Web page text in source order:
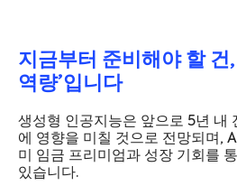
지금부터 준비해야 할 건
역량’입니다
생성형 인공지능은 앞으로 5년 내
에 영향을 미칠 것으로 전망되며,
미 임금 프리미엄과 성장 기회를
있습니다.